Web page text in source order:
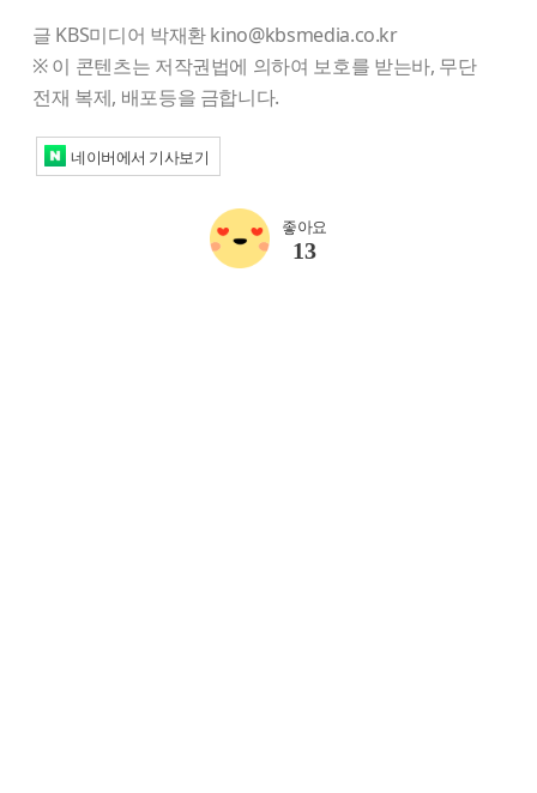
글 KBS미디어 박재환 kino@kbsmedia.co.kr
※ 이 콘텐츠는 저작권법에 의하여 보호를 받는바, 무단
전재 복제, 배포등을 금합니다.
네이버에서 기사보기
좋아요
13